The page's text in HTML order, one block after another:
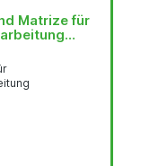
Matrize für